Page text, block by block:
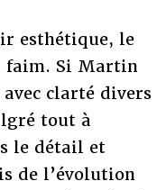
esthétique, le
faim. Si Martin
clarté divers
tout à
le détail et
de l’évolution